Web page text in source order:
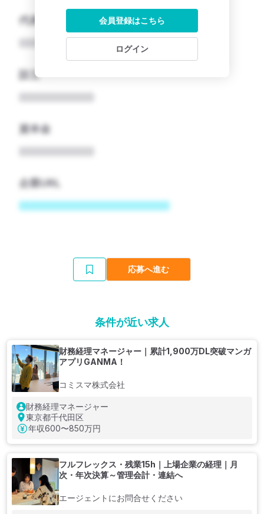
代表者
設立
資本金
企業URL
会員登録はこちら
ログイン
応募へ進む
条件が近い求人
財務経理マネージャー｜累計1,900万DL突破マンガ
アプリGANMA！
コミスマ株式会社
財務経理マネージャー
東京都千代田区
年収600〜850万円
フルフレックス・残業15h｜上場企業の経理｜月
次・年次決算～管理会計・連結へ
エージェントにお問合せください